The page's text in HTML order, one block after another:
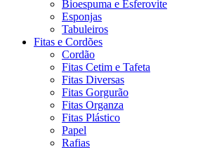
Bioespuma e Esferovite
Esponjas
Tabuleiros
Fitas e Cordões
Cordão
Fitas Cetim e Tafeta
Fitas Diversas
Fitas Gorgurão
Fitas Organza
Fitas Plástico
Papel
Rafias